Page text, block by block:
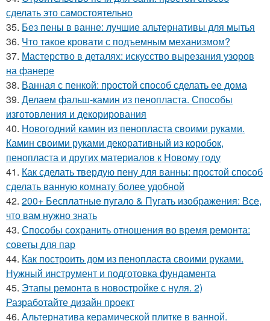
сделать это самостоятельно
35. Без пены в ванне: лучшие альтернативы для мытья
36. Что такое кровати с подъемным механизмом?
37. Мастерство в деталях: искусство вырезания узоров
на фанере
38. Ванная с пенкой: простой способ сделать ее дома
39. Делаем фальш-камин из пенопласта. Способы
изготовления и декорирования
40. Новогодний камин из пенопласта своими руками.
Камин своими руками декоративный из коробок,
пенопласта и других материалов к Новому году
41. Как сделать твердую пену для ванны: простой способ
сделать ванную комнату более удобной
42. 200+ Бесплатные пугало & Пугать изображения: Все,
что вам нужно знать
43. Способы сохранить отношения во время ремонта:
советы для пар
44. Как построить дом из пенопласта своими руками.
Нужный инструмент и подготовка фундамента
45. Этапы ремонта в новостройке с нуля. 2)
Разработайте дизайн проект
46. Альтернатива керамической плитке в ванной.